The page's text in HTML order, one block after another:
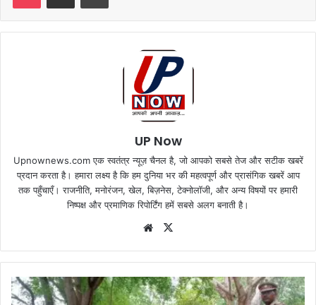
UP Now
Upnownews.com एक स्वतंत्र न्यूज़ चैनल है, जो आपको सबसे तेज और सटीक खबरें
प्रदान करता है। हमारा लक्ष्य है कि हम दुनिया भर की महत्वपूर्ण और प्रासंगिक खबरें आप
तक पहुँचाएँ। राजनीति, मनोरंजन, खेल, बिज़नेस, टेक्नोलॉजी, और अन्य विषयों पर हमारी
निष्पक्ष और प्रमाणिक रिपोर्टिंग हमें सबसे अलग बनाती है।
Website